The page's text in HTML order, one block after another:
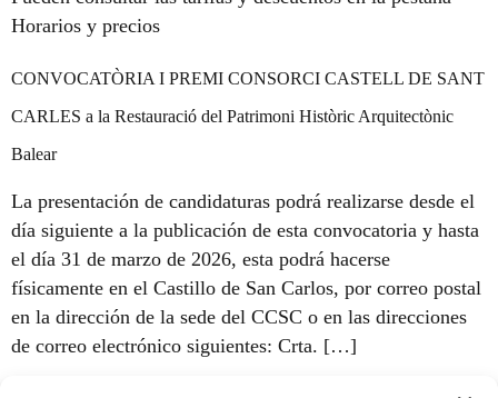
Horarios y precios
CONVOCATÒRIA I PREMI CONSORCI CASTELL DE SANT
CARLES a la Restauració del Patrimoni Històric Arquitectònic
Balear
La presentación de candidaturas podrá realizarse desde el
día siguiente a la publicación de esta convocatoria y hasta
el día 31 de marzo de 2026, esta podrá hacerse
físicamente en el Castillo de San Carlos, por correo postal
en la dirección de la sede del CCSC o en las direcciones
de correo electrónico siguientes: Crta. […]